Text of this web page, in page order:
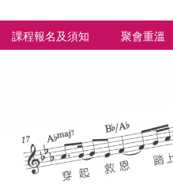
課程報名及須知 聚會重溫